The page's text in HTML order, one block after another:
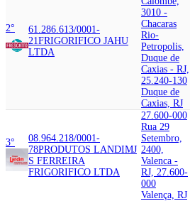
2°
61.286.613/0001-
21FRIGORIFICO JAHU
LTDA
3010 -
Chacaras
Rio-
Petropolis,
Duque de
Caxias - RJ,
25.240-130
Duque de
Caxias, RJ
3°
08.964.218/0001-
78PRODUTOS LANDIMJ
S FERREIRA
FRIGORIFICO LTDA
27.600-000
Rua 29
Setembro,
2400,
Valenca -
RJ, 27.600-
000
Valença, RJ